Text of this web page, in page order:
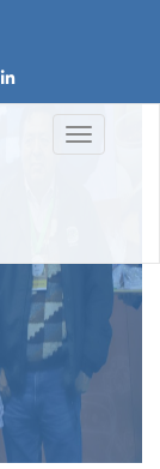
Toggle
navigation